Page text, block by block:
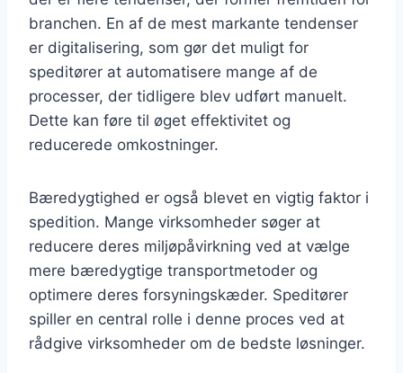
branchen. En af de mest markante tendenser
er digitalisering, som gør det muligt for
speditører at automatisere mange af de
processer, der tidligere blev udført manuelt.
Dette kan føre til øget effektivitet og
reducerede omkostninger.
Bæredygtighed er også blevet en vigtig faktor i
spedition. Mange virksomheder søger at
reducere deres miljøpåvirkning ved at vælge
mere bæredygtige transportmetoder og
optimere deres forsyningskæder. Speditører
spiller en central rolle i denne proces ved at
rådgive virksomheder om de bedste løsninger.